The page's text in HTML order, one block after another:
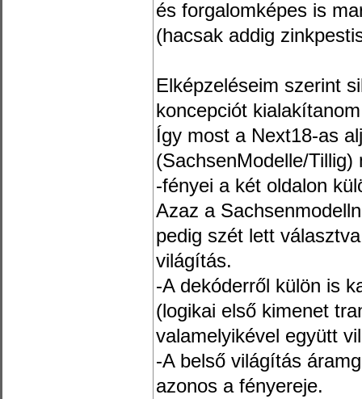
és forgalomképes is
(hacsak addig
Elképzeléseim szerint
koncepciót
Így most a Next18-as
(SachsenModelle/Tillig)
-fényei a két oldalon
Azaz a
pedig szét lett
világítás.
-A dekóderről külön is
(logikai első kimenet
valamelyikével együtt
-A belső világítás
azonos a fényereje.